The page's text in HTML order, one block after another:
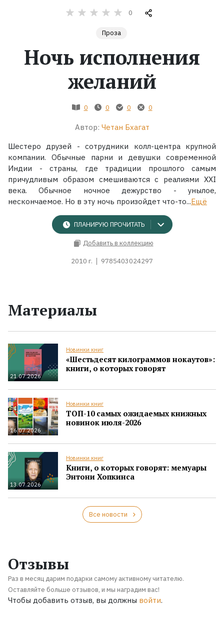
Экранизации
0
Проза
Ночь исполнения
желаний
0 0 0 0
Автор: Четан Бхагат
Шестеро друзей - сотрудники колл-центра крупной
компании. Обычные парни и девушки современной
Индии - страны, где традиции прошлого самым
причудливым образом смешиваются с реалиями XXI
века. Обычное ночное дежурство - унылое,
нескончаемое. Но в эту ночь произойдет что-то...Ещё
ПЛАНИРУЮ ПРОЧИТАТЬ
Добавить в коллекцию
2010 г. 9785403024297
Материалы
21.07.2026
Новинки книг
«Шестьдесят килограммов нокаутов»:
книги, о которых говорят
16.07.2026
Новинки книг
ТОП-10 самых ожидаемых книжных
новинок июля-2026
13.07.2026
Новинки книг
Книги, о которых говорят: мемуары
Энтони Хопкинса
Все новости
Отзывы
Раз в месяц дарим подарки самому активному читателю.
Оставляйте больше отзывов, и мы наградим вас!
Чтобы добавить отзыв, вы должны войти.